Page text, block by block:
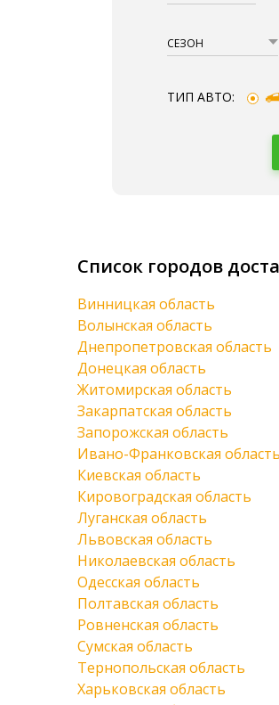
СЕЗОН
ТИП АВТО:
Список городов
Винницкая область
Волынская область
Днепропетровская область
Донецкая область
Житомирская область
Закарпатская область
Запорожская область
Ивано-Франковская область
Киевская область
Кировоградская область
Луганская область
Львовская область
Николаевская область
Одесская область
Полтавская область
Ровненская область
Сумская область
Тернопольская область
Харьковская область